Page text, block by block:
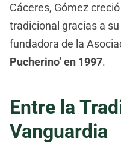
Cáceres, Gómez
tradicional gracias a
fundadora de la
Pucherino’ en 1997.
Entre la
Vanguardia